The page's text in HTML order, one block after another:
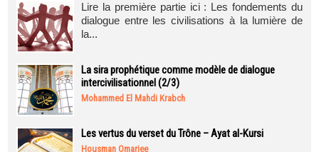
Lire la première partie ici : Les fondements du
dialogue entre les civilisations à la lumière de
la...
La sira prophétique comme modèle de dialogue
intercivilisationnel (2/3)
Mohammed El Mahdi Krabch
Les vertus du verset du Trône – Ayat al-Kursi
Housman Omarjee